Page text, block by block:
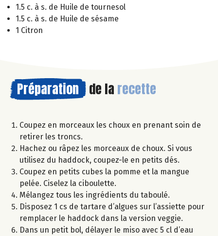
1.5 c. à s. de Huile de tournesol
1.5 c. à s. de Huile de sésame
1 Citron
Préparation de la recette
Coupez en morceaux les choux en prenant soin de
retirer les troncs.
Hachez ou râpez les morceaux de choux. Si vous
utilisez du haddock, coupez-le en petits dés.
Coupez en petits cubes la pomme et la mangue
pelée. Ciselez la ciboulette.
Mélangez tous les ingrédients du taboulé.
Disposez 1 cs de tartare d’algues sur l’assiette pour
remplacer le haddock dans la version veggie.
Dans un petit bol, délayer le miso avec 5 cl d’eau